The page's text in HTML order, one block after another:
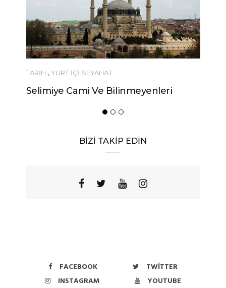
TARİH , YURT İÇİ SEYAHAT
Selimiye Cami Ve Bilinmeyenleri
BİZİ TAKİP EDİN
FACEBOOK
TWITTER
INSTAGRAM
YOUTUBE